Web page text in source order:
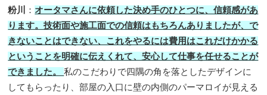
粉川 ： オータマさんに依頼した決め手のひとつに、信頼感があ
ります。技術面や施工面での信頼はもちろんありましたが、で
きないことはできない、これをやるには費用はこれだけかかる
ということを明確に伝えくれて、安心して仕事を任せることが
できました。私のこだわりで四隅の角を落としたデザインに
してもらったり、部屋の入口に壁の内側のパーマロイが見える